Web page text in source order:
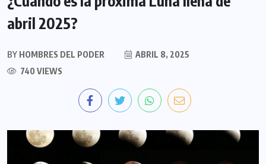
abril 2025?
BY HOMBRES DEL PODER
ABRIL 8, 2025
740 VIEWS